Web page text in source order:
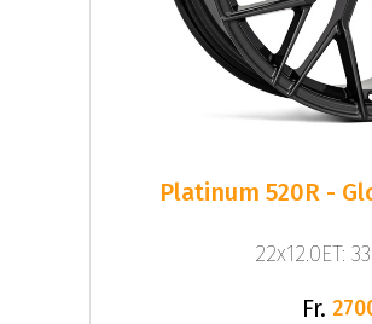
Platinum 520R -
22x12.0ET:
Fr.